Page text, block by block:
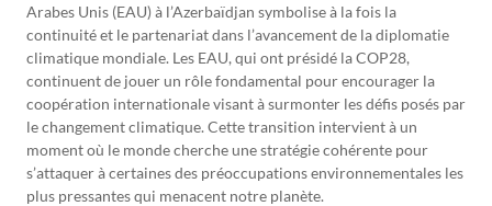
Arabes Unis (EAU) à l’Azerbaïdjan symbolise à la fois la
continuité et le partenariat dans l’avancement de la diplomatie
climatique mondiale. Les EAU, qui ont présidé la COP28,
continuent de jouer un rôle fondamental pour encourager la
coopération internationale visant à surmonter les défis posés par
le changement climatique. Cette transition intervient à un
moment où le monde cherche une stratégie cohérente pour
s’attaquer à certaines des préoccupations environnementales les
plus pressantes qui menacent notre planète.